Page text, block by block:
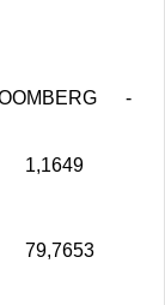
-
1,1649
79,7653